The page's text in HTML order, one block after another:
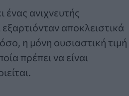
ένας ανιχνευτής
αποκλειστικά
η μόνη ουσιαστική τιμή
πρέπει να είναι